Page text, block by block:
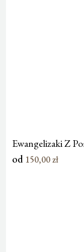
Ewangelizaki Z
od 150,00zł